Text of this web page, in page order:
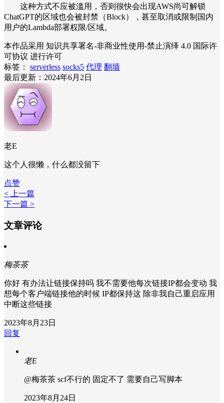
这种方式不应被滥用，否则很快会出现AWS尚可解锁
ChatGPT的区域也会被封禁（Block），甚至取消或限制国内
用户的Lambda部署权限/区域。
本作品采用 知识共享署名-非商业性使用-禁止演绎 4.0 国际许
可协议 进行许可
标签：
serverless socks5 代理 翻墙
最后更新：2024年6月2日
老E
这个人很懒，什么都没留下
点赞
< 上一篇
下一篇 >
文章评论
梅茶茶
你好 有办法让链接保持吗 我不需要他每次链接IP都会变动 我
想每个客户端链接他的时候 IP都保持这 除非我自己重启应用
中断这些链接
2023年8月23日
回复
老E
@梅茶茶 scf不行的 固定不了 需要自己写脚本
2023年8月24日